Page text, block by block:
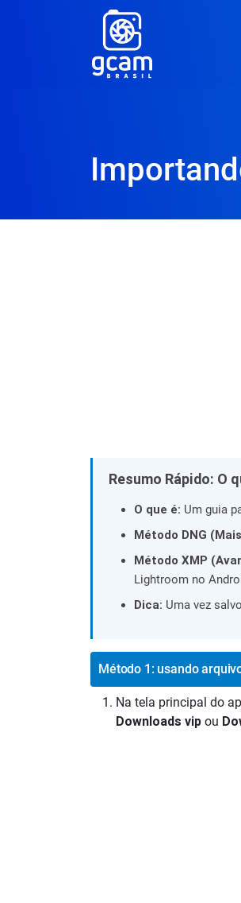
Resumo Rápido: O
O que é: Um guia
Método DNG
Método XMP
Lightroom no
Dica: Uma vez
Método 1: usando
Na tela principal do
Downloads vip ou